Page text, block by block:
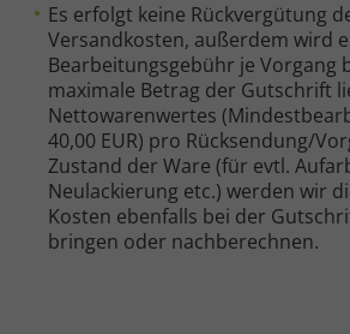
Es erfolgt keine Rückvergütung
Versandkosten, außerdem wird
Bearbeitungsgebühr je Vorgang
maximale Betrag der Gutschrift
Nettowarenwertes
40,00 EUR) pro Rücksendung/
Zustand der Ware (für evtl.
Neulackierung etc.) werden wir
Kosten ebenfalls bei der
bringen oder nachberechnen.